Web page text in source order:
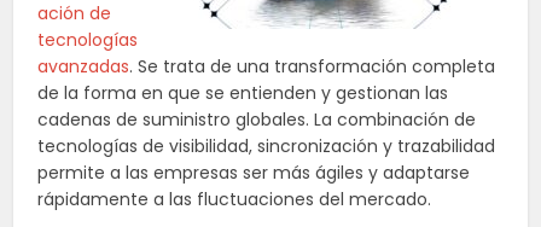
ación de
tecnologías
avanzadas. Se trata de una transformación completa
de la forma en que se entienden y gestionan las
cadenas de suministro globales. La combinación de
tecnologías de visibilidad, sincronización y trazabilidad
permite a las empresas ser más ágiles y adaptarse
rápidamente a las fluctuaciones del mercado.